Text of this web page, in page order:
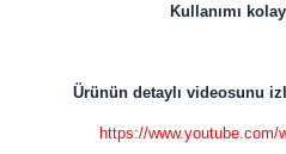
Kullanımı
Ürünün detaylı videosunu
https://www.youtube.com/